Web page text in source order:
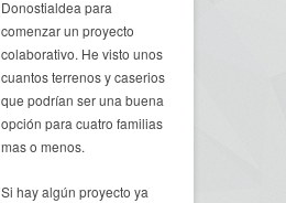
Donostialdea para
comenzar un proyecto
colaborativo. He visto unos
cuantos terrenos y caserios
que podrían ser una buena
opción para cuatro familias
mas o menos.
Si hay algún proyecto ya